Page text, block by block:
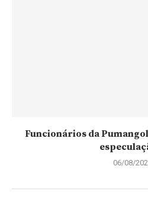
Funcionários da
06/08/